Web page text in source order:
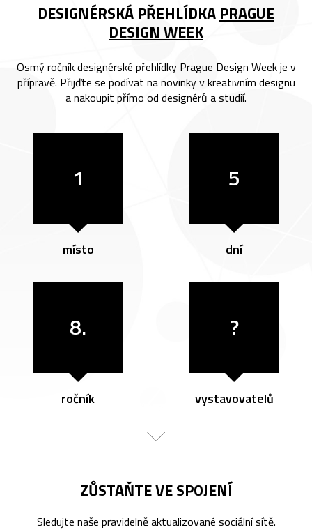
DESIGNÉRSKÁ PŘEHLÍDKA PRAGUE
DESIGN WEEK
Osmý ročník designérské přehlídky Prague Design Week je v
přípravě. Přijďte se podívat na novinky v kreativním designu
a nakoupit přímo od designérů a studií.
1
místo
5
dní
8.
ročník
?
vystavovatelů
ZŮSTAŇTE VE SPOJENÍ
Sledujte naše pravidelně aktualizované sociální sítě.